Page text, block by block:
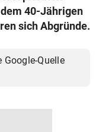
40-Jährigen
sich Abgründe.
Quelle